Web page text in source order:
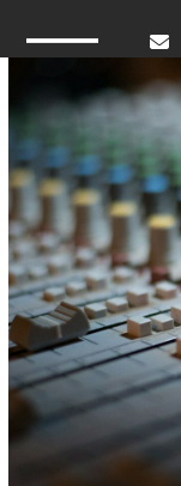
mobile
menu
mobile
menu